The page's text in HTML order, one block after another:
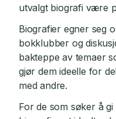
utvalgt biografi være
Biografier egner seg
bokklubber og
bakteppe av temaer
gjør dem ideelle for
med andre.
For de som søker å